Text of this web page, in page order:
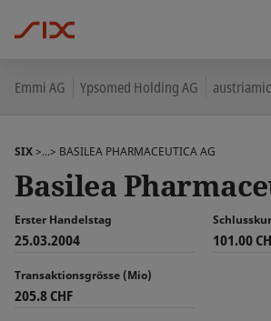
Emmi AG Ypsomed Holding AG
SIX>...> BASILEA PHARMACEUTICA AG
Basilea
Erster Handelstag
25.03.2004 101.00
Transaktionsgrösse (Mio)
205.8 CHF